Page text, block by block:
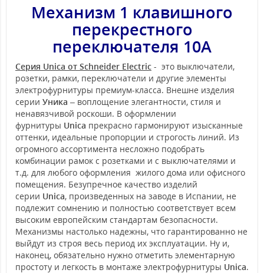
Механизм 1 клавишного
перекрестного
переключателя 10А
Серия Unica от Schneider Electric - это выключатели,
розетки, рамки, переключатели и другие элементы
электрофурнитуры премиум-класса. Внешне изделия
серии Уника – воплощение элегантности, стиля и
ненавязчивой роскоши. В оформлении
фурнитуры Unica прекрасно гармонируют изысканные
оттенки, идеальные пропорции и строгость линий. Из
огромного ассортимента несложно подобрать
комбинации рамок с розетками и с выключателями и
т.д. для любого оформления жилого дома или офисного
помещения. Безупречное качество изделий
серии Unica, произведенных на заводе в Испании, не
подлежит сомнению и полностью соответствует всем
высоким европейским стандартам безопасности.
Механизмы настолько надежны, что гарантированно не
выйдут из строя весь период их эксплуатации. Ну и,
наконец, обязательно нужно отметить элементарную
простоту и легкость в монтаже электрофурнитуры Unica.